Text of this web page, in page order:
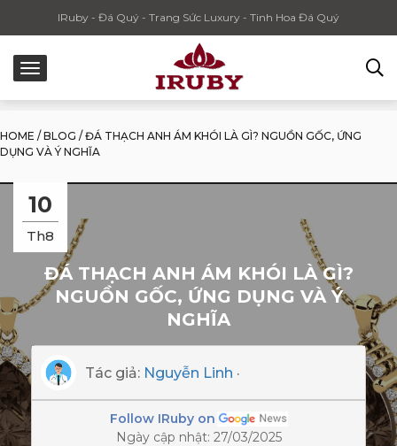
IRuby - Đá Quý - Trang Sức Luxury - Tinh Hoa Đá Quý
HOME / BLOG / ĐÁ THẠCH ANH ÁM KHÓI LÀ GÌ? NGUỒN GỐC, ỨNG
DỤNG VÀ Ý NGHĨA
10
Th8
ĐÁ THẠCH ANH ÁM KHÓI LÀ GÌ?
NGUỒN GỐC, ỨNG DỤNG VÀ Ý
NGHĨA
Tác giả: Nguyễn Linh ·
Follow IRuby on
Ngày cập nhật: 27/03/2025